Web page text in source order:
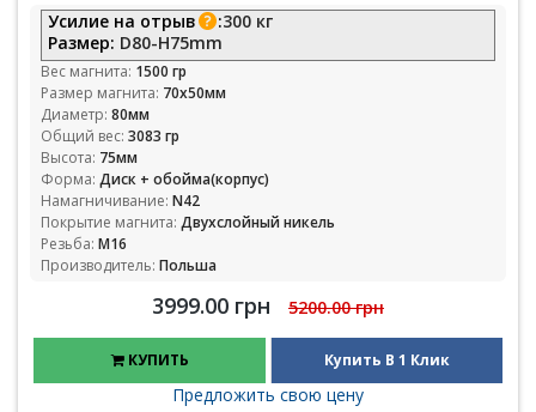
Усилие на отрыв :300 кг
Размер: D80-H75mm
Вес магнита: 1500 гр
Размер магнита: 70х50мм
Диаметр: 80мм
Общий вес: 3083 гр
Высота: 75мм
Форма: Диск + обойма(корпус)
Намагничивание: N42
Покрытие магнита: Двухслойный никель
Резьба: М16
Производитель: Польша
3999.00 грн 5200.00 грн
КУПИТЬ Купить В 1 Клик
Предложить свою цену